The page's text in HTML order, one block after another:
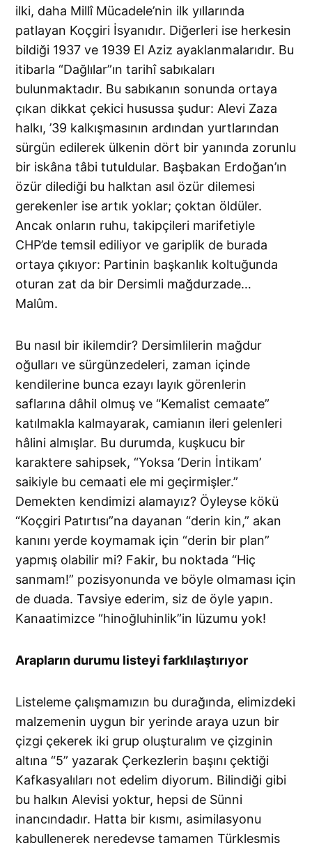
ilki, daha Millî Mücadele’nin ilk yıllarında
patlayan Koçgiri İsyanıdır. Diğerleri ise herkesin
bildiği 1937 ve 1939 El Aziz ayaklanmalarıdır. Bu
itibarla “Dağlılar”ın tarihî sabıkaları
bulunmaktadır. Bu sabıkanın sonunda ortaya
çıkan dikkat çekici husussa şudur: Alevi Zaza
halkı, ’39 kalkışmasının ardından yurtlarından
sürgün edilerek ülkenin dört bir yanında zorunlu
bir iskâna tâbi tutuldular. Başbakan Erdoğan’ın
özür dilediği bu halktan asıl özür dilemesi
gerekenler ise artık yoklar; çoktan öldüler.
Ancak onların ruhu, takipçileri marifetiyle
CHP’de temsil ediliyor ve gariplik de burada
ortaya çıkıyor: Partinin başkanlık koltuğunda
oturan zat da bir Dersimli mağdurzade…
Malûm.
Bu nasıl bir ikilemdir? Dersimlilerin mağdur
oğulları ve sürgünzedeleri, zaman içinde
kendilerine bunca ezayı layık görenlerin
saflarına dâhil olmuş ve “Kemalist cemaate”
katılmakla kalmayarak, camianın ileri gelenleri
hâlini almışlar. Bu durumda, kuşkucu bir
karaktere sahipsek, “Yoksa ‘Derin İntikam’
saikiyle bu cemaati ele mi geçirmişler.”
Demekten kendimizi alamayız? Öyleyse kökü
“Koçgiri Patırtısı”na dayanan “derin kin,” akan
kanını yerde koymamak için “derin bir plan”
yapmış olabilir mi? Fakir, bu noktada “Hiç
sanmam!” pozisyonunda ve böyle olmaması için
de duada. Tavsiye ederim, siz de öyle yapın.
Kanaatimizce “hinoğluhinlik”in lüzumu yok!
Arapların durumu listeyi farklılaştırıyor
Listeleme çalışmamızın bu durağında, elimizdeki
malzemenin uygun bir yerinde araya uzun bir
çizgi çekerek iki grup oluşturalım ve çizginin
altına “5” yazarak Çerkezlerin başını çektiği
Kafkasyalıları not edelim diyorum. Bilindiği gibi
bu halkın Alevisi yoktur, hepsi de Sünni
inancındadır. Hatta bir kısmı, asimilasyonu
kabullenerek neredeyse tamamen Türkleşmiş